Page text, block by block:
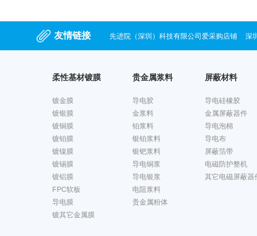
友情链接 先进院（深圳）科技有限公司爱采购店铺 深
柔性基材镀膜
镀金膜
镀银膜
镀铜膜
镀铂膜
镀镍膜
镀锡膜
镀铝膜
FPC软板
导电膜
镀其它金属膜
贵金属浆料
导电胶
金浆料
铂浆料
银铂浆料
银钯浆料
导电铜浆
导电银浆
电阻浆料
贵金属粉体
屏蔽材料
导电硅橡胶
金属屏蔽器件
导电泡棉
导电布
屏蔽箔带
电磁防护整机
其它电磁屏蔽器